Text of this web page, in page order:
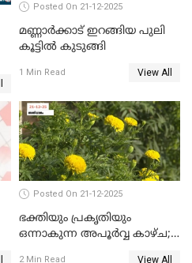
Posted On 21-12-2025
മണ്ണാർക്കാട് ഇറങ്ങിയ പുലി
കൂട്ടിൽ കുടുങ്ങി
1 Min Read View All
Posted On 21-12-2025
ഭക്തിയും പ്രകൃതിയും
ഒന്നാകുന്ന അപൂര്‍വ്വ കാഴ്ച;
2 Min Read View All